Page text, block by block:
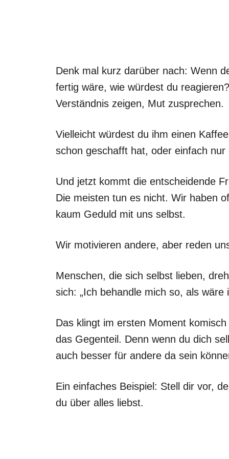
Denk mal kurz darüber nach: Wenn
fertig wäre, wie würdest du
Verständnis zeigen, Mut zusprechen.
Vielleicht würdest du ihm einen
schon geschafft hat, oder einfach nur
Und jetzt kommt die entscheidende
Die meisten tun es nicht. Wir haben
kaum Geduld mit uns selbst.
Wir motivieren andere, aber reden
Menschen, die sich selbst lieben,
sich: „Ich behandle mich so, als
Das klingt im ersten Moment
das Gegenteil. Denn wenn du dich
auch besser für andere da sein
Ein einfaches Beispiel: Stell dir vor,
du über alles liebst.